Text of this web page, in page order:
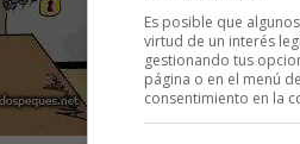
Es posible que
virtud de un interés
gestionando tus
página o en el menú
consentimiento en la